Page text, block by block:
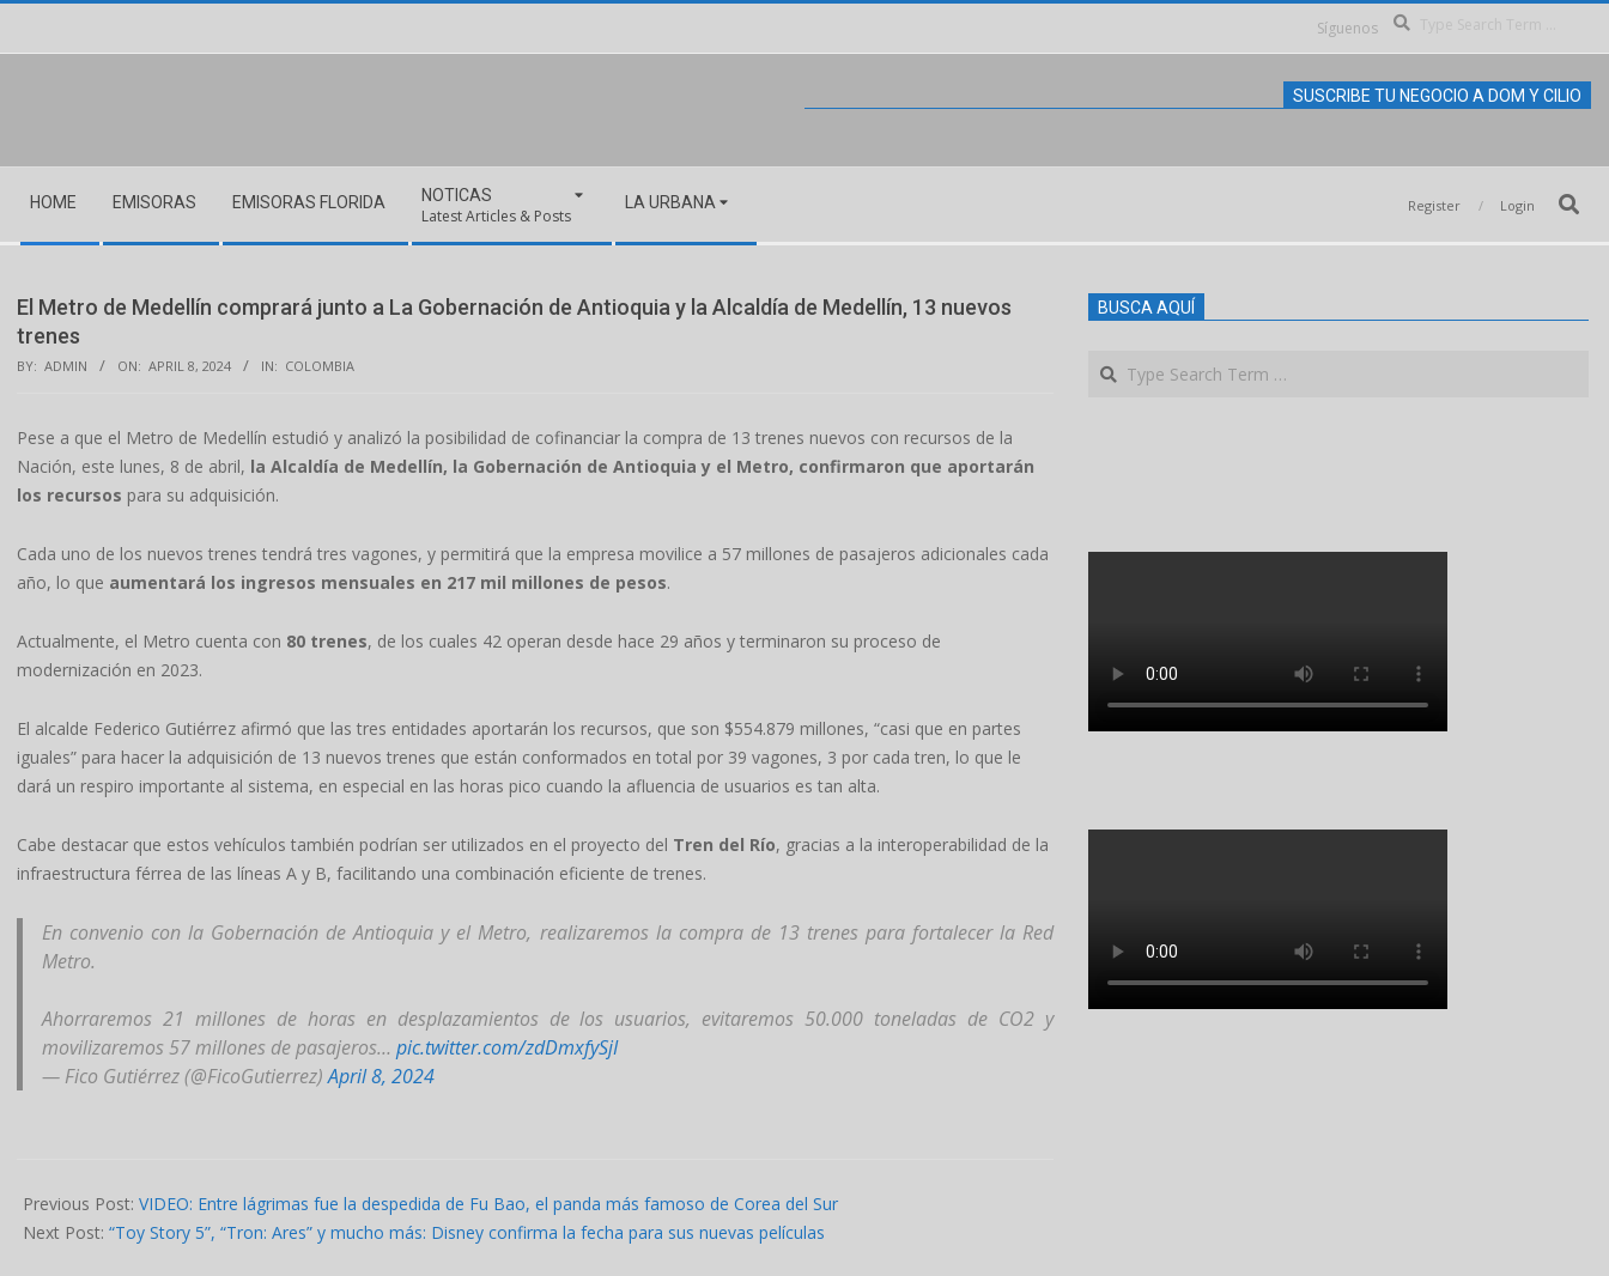
Síguenos
SUSCRIBE TU NEGOCIO A DOM Y CILIO
Navigation
Menu
HOME EMISORAS EMISORAS FLORIDA NOTICAS
Latest Articles & Posts
LA URBANA Register Login Search
El Metro de Medellín comprará junto a La Gobernación de Antioquia y la Alcaldía de Medellín, 13 nuevos
trenes
BY: ADMIN ON: APRIL 8, 2024 IN: COLOMBIA
Pese a que el Metro de Medellín estudió y analizó la posibilidad de cofinanciar la compra de 13 trenes nuevos con recursos de la
Nación, este lunes, 8 de abril, la Alcaldía de Medellín, la Gobernación de Antioquia y el Metro, confirmaron que aportarán
los recursos para su adquisición.
Cada uno de los nuevos trenes tendrá tres vagones, y permitirá que la empresa movilice a 57 millones de pasajeros adicionales cada
año, lo que aumentará los ingresos mensuales en 217 mil millones de pesos.
Actualmente, el Metro cuenta con 80 trenes, de los cuales 42 operan desde hace 29 años y terminaron su proceso de
modernización en 2023.
El alcalde Federico Gutiérrez afirmó que las tres entidades aportarán los recursos, que son $554.879 millones, “casi que en partes
iguales” para hacer la adquisición de 13 nuevos trenes que están conformados en total por 39 vagones, 3 por cada tren, lo que le
dará un respiro importante al sistema, en especial en las horas pico cuando la afluencia de usuarios es tan alta.
Cabe destacar que estos vehículos también podrían ser utilizados en el proyecto del Tren del Río, gracias a la interoperabilidad de la
infraestructura férrea de las líneas A y B, facilitando una combinación eficiente de trenes.
En convenio con la Gobernación de Antioquia y el Metro, realizaremos la compra de 13 trenes para fortalecer la Red
Metro.
Ahorraremos 21 millones de horas en desplazamientos de los usuarios, evitaremos 50.000 toneladas de CO2 y
movilizaremos 57 millones de pasajeros… pic.twitter.com/zdDmxfySjI
— Fico Gutiérrez (@FicoGutierrez)April 8, 2024
04-
08
Previous Post: VIDEO: Entre lágrimas fue la despedida de Fu Bao, el panda más famoso de Corea del Sur
Next Post: “Toy Story 5”, “Tron: Ares” y mucho más: Disney confirma la fecha para sus nuevas películas
BUSCA AQUÍ
Search